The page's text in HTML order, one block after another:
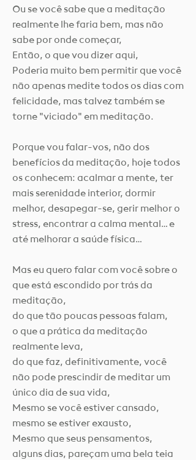
Ou se você sabe que a meditação
realmente lhe faria bem, mas não
sabe por onde começar,
Então, o que vou dizer aqui,
Poderia muito bem permitir que você
não apenas medite todos os dias com
felicidade, mas talvez também se
torne "viciado" em meditação.
Porque vou falar-vos, não dos
benefícios da meditação, hoje todos
os conhecem: acalmar a mente, ter
mais serenidade interior, dormir
melhor, desapegar-se, gerir melhor o
stress, encontrar a calma mental… e
até melhorar a saúde física…
Mas eu quero falar com você sobre o
que está escondido por trás da
meditação,
do que tão poucas pessoas falam,
o que a prática da meditação
realmente leva,
do que faz, definitivamente, você
não pode prescindir de meditar um
único dia de sua vida,
Mesmo se você estiver cansado,
mesmo se estiver exausto,
Mesmo que seus pensamentos,
alguns dias, pareçam uma bela teia